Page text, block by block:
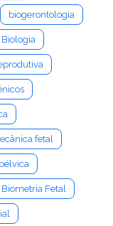
biogerontologia
Biologia
fetal
Biometria Fetal